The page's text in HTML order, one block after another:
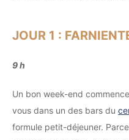
JOUR 1 :
9 h
Un bon week-end
vous dans un des bars du
formule petit-déjeuner.